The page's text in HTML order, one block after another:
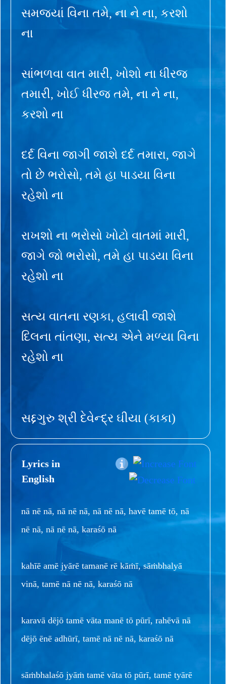
સમજ્યાં વિના તમે, ના ને ના, કરશો
ના
સાંભળવા વાત મારી, ખોશો ના ધીરજ
તમારી, ખોઈ ધીરજ તમે, ના ને ના,
કરશો ના
દર્દ વિના જાગી જાશે દર્દ તમારા, જાગે
તો છે ભરોસો, તમે હા પાડયા વિના
રહેશો ના
રાખશો ના ભરોસો ખોટો વાતમાં મારી,
જાગે જો ભરોસો, તમે હા પાડયા વિના
રહેશો ના
સત્ય વાતના રણકા, હલાવી જાશે
દિલના તાંતણા, સત્ય એને મળ્યા વિના
રહેશો ના
સદ્દગુરુ શ્રી દેવેન્દ્ર ઘીયા (કાકા)
Lyrics in
English
nā nē nā, nā nē nā, nā nē nā, havē tamē tō, nā
nē nā, nā nē nā, karaśō nā
kahīē amē jyārē tamanē rē kāṁī, sāṁbhalyā
vinā, tamē nā nē nā, karaśō nā
karavā dējō tamē vāta manē tō pūrī, rahēvā nā
dējō ēnē adhūrī, tamē nā nē nā, karaśō nā
sāṁbhalaśō jyāṁ tamē vāta tō pūrī, tamē tyārē